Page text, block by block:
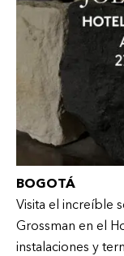
BOGOTÁ
Visita el increíble
Grossman en el
instalaciones y